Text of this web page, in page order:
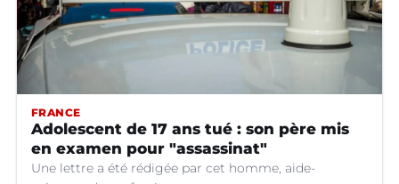
FRANCE
Adolescent de 17 ans tué : son père mis
en examen pour "assassinat"
Une lettre a été rédigée par cet homme, aide-